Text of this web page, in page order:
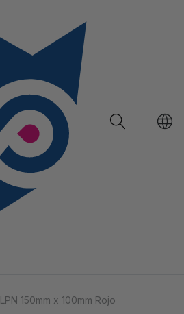
LPN 150mm x 100mm Rojo